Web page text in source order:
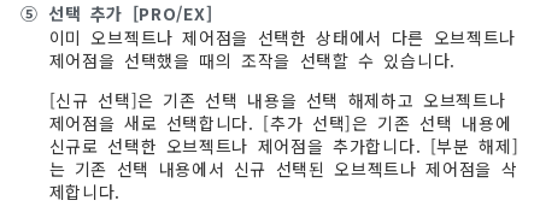
⑤ 선택 추가 [PRO/EX]
이미 오브젝트나 제어점을 선택한 상태에서 다른 오브젝트나
제어점을 선택했을 때의 조작을 선택할 수 있습니다.
[신규 선택]은 기존 선택 내용을 선택 해제하고 오브젝트나
제어점을 새로 선택합니다. [추가 선택]은 기존 선택 내용에
신규로 선택한 오브젝트나 제어점을 추가합니다. [부분 해제]
는 기존 선택 내용에서 신규 선택된 오브젝트나 제어점을 삭
제합니다.